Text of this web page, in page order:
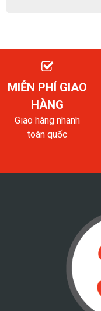
MIỄN PHÍ GIAO
HÀNG
Giao hàng nhanh
toàn quốc